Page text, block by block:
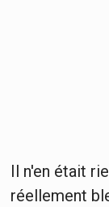
Il n'en était
réellement